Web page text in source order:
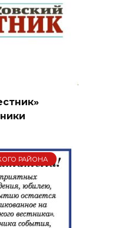
РАЙОНА